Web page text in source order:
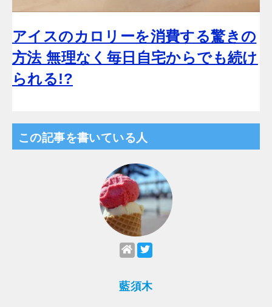
アイスのカロリーを消費する驚きの
方法 無理なく毎日自宅からでも続け
られる!?
この記事を書いている人
藍須木